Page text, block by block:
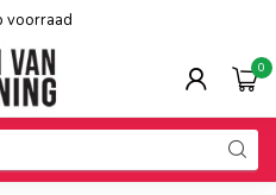
voorraad
0